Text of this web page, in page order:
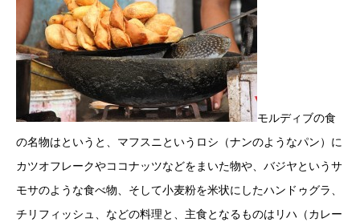
モルディブの食
の名物はというと、マフスニというロシ（ナンのようなパン）に
カツオフレークやココナッツなどをまいた物や、バジヤというサ
モサのような食べ物、そして小麦粉を米状にしたハンドゥグラ、
チリフィッシュ、などの料理と、主食となるものはリハ（カレー